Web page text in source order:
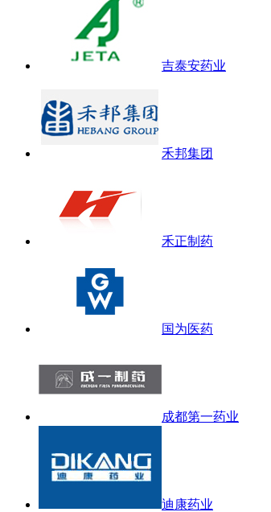
吉泰安药业
禾邦集团
禾正制药
国为医药
成都第一药业
迪康药业